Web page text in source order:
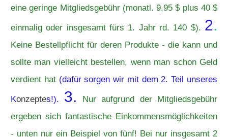
eine geringe Mitgliedsgebühr (monatl. 9,95 $ plus 40 $
einmalig oder insgesamt fürs 1. Jahr rd. 140 $). 2.
Keine Bestellpflicht für deren Produkte - die kann und
sollte man vielleicht bestellen, wenn man schon Geld
verdient hat (dafür sorgen wir mit dem 2. Teil unseres
Konzeptes!). 3.
Nur aufgrund der Mitgliedsgebühr
ergeben sich fantastische Einkommensmöglichkeiten
- unten nur ein Beispiel von fünf! Bei nur insgesamt 2